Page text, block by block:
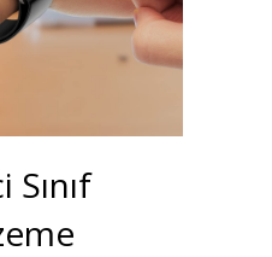
Sınıf